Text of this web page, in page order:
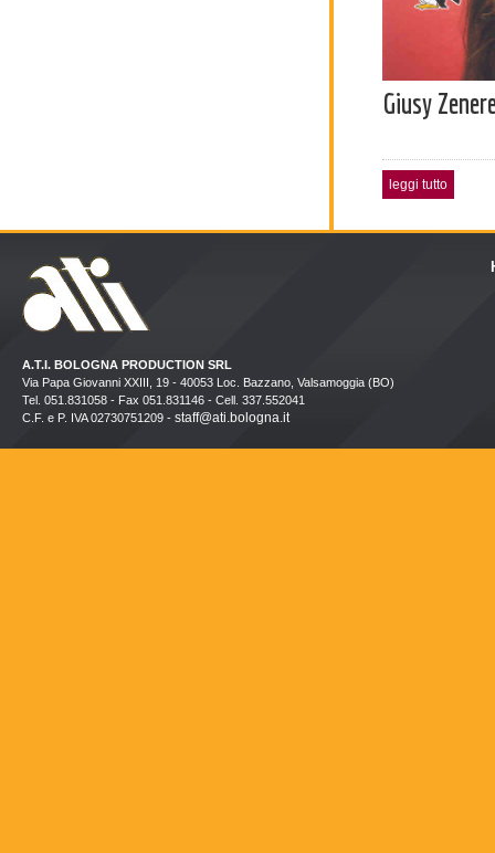
Giusy
leggi tutto
A.T.I. BOLOGNA PRODUCTION SRL
Via Papa Giovanni XXIII, 19 - 40053 Loc. Bazzano, Valsamoggia (BO)
Tel. 051.831058 - Fax 051.831146 - Cell. 337.552041
C.F. e P. IVA 02730751209 - staff@ati.bologna.it